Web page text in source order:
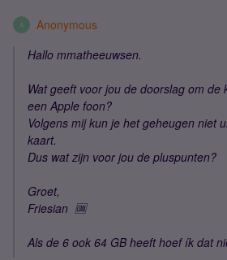
A Anonymous
Hallo mmatheeuwsen.
Wat geeft voor jou de doorslag om de
een Apple foon?
Volgens mij kun je het geheugen niet
kaart.
Dus wat zijn voor jou de pluspunten?
Groet,
Friesian 🆒
Als de 6 ook 64 GB heeft hoef ík dat